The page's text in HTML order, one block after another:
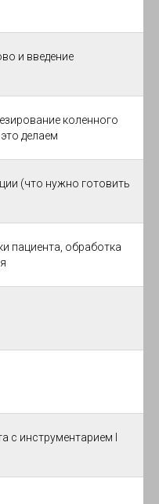
и введение
коленного
делаем
(что нужно готовить
пациента, обработка
с инструментарием I